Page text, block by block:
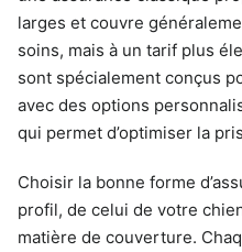
larges et couvre
soins, mais à un tarif plus
sont spécialement conçus
avec des options
qui permet d’optimiser la
Choisir la bonne forme
profil, de celui de votre
matière de couverture.